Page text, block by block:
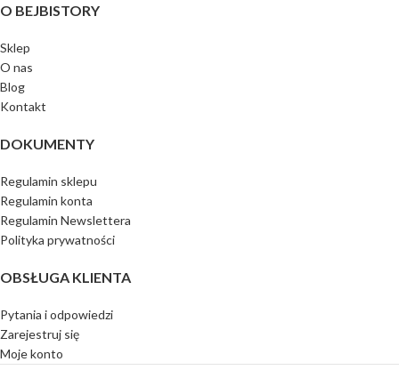
O BEJBISTORY
Sklep
O nas
Blog
Kontakt
DOKUMENTY
Regulamin sklepu
Regulamin konta
Regulamin Newslettera
Polityka prywatności
OBSŁUGA KLIENTA
Pytania i odpowiedzi
Zarejestruj się
Moje konto